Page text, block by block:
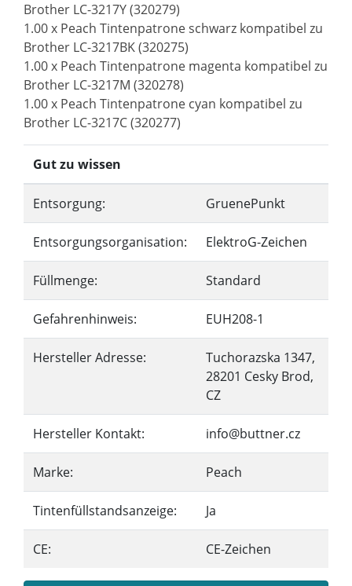
Brother LC-3217Y (320279)
1.00 x Peach Tintenpatrone schwarz kompatibel zu
Brother LC-3217BK (320275)
1.00 x Peach Tintenpatrone magenta kompatibel zu
Brother LC-3217M (320278)
1.00 x Peach Tintenpatrone cyan kompatibel zu
Brother LC-3217C (320277)
Gut zu wissen
Entsorgung: GruenePunkt
Entsorgungsorganisation: ElektroG-Zeichen
Füllmenge: Standard
Gefahrenhinweis: EUH208-1
Hersteller Adresse:
Tuchorazska 1347,
28201 Cesky Brod,
CZ
Hersteller Kontakt: info@buttner.cz
Marke: Peach
Tintenfüllstandsanzeige: Ja
CE: CE-Zeichen